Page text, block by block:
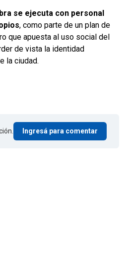
se ejecuta con personal
, como parte de un plan de
que apuesta al uso social del
de vista la identidad
la ciudad.
Ingresá para comentar